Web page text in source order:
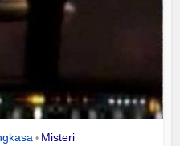
• Misteri